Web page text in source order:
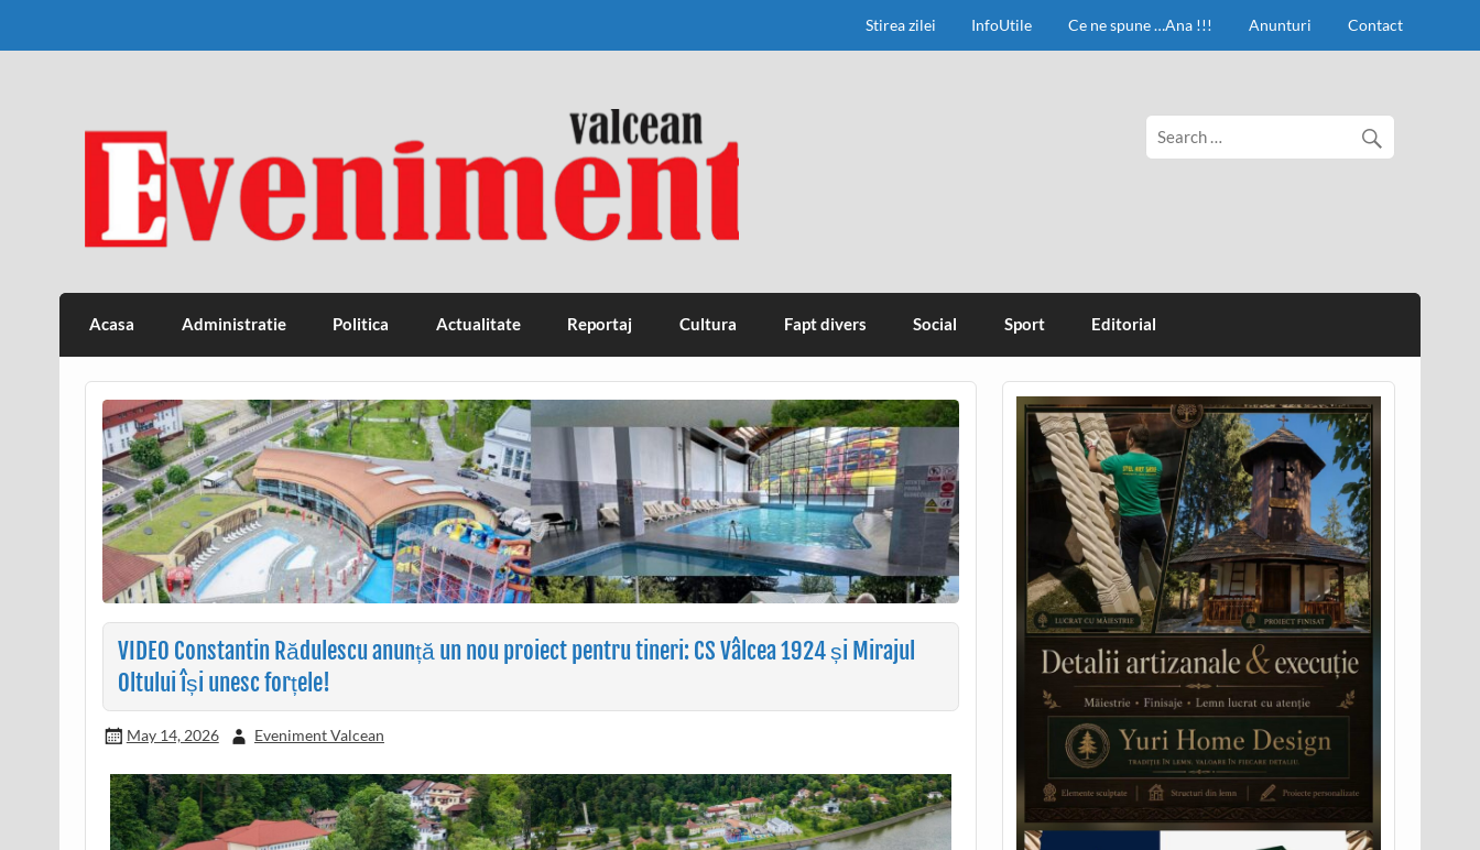
Stirea zilei InfoUtile Ce ne spune …Ana !!! Anunturi Contact
Eveniment Valcean
Acasa Administratie Politica Actualitate Reportaj Cultura Fapt divers Social Sport Editorial
VIDEO Constantin Rădulescu anunță un nou proiect pentru tineri: CS Vâlcea 1924 și Mirajul
Oltului își unesc forțele!
May 14, 2026 Eveniment Valcean